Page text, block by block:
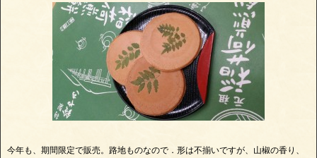
今年も、期間限定で販売。路地ものなので．形は不揃いですが、山椒の香り、